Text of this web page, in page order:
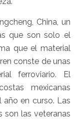
China, un
que son solo el
que el material
conste de unas
ferroviario. El
mexicanas
en curso. Las
son las veteranas